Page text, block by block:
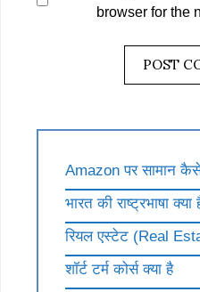
browser for the
Amazon पर सामान
भारत की राष्ट्रभाषा क्या
रियल एस्टेट (Real
शॉर्ट टर्म कोर्स क्या है